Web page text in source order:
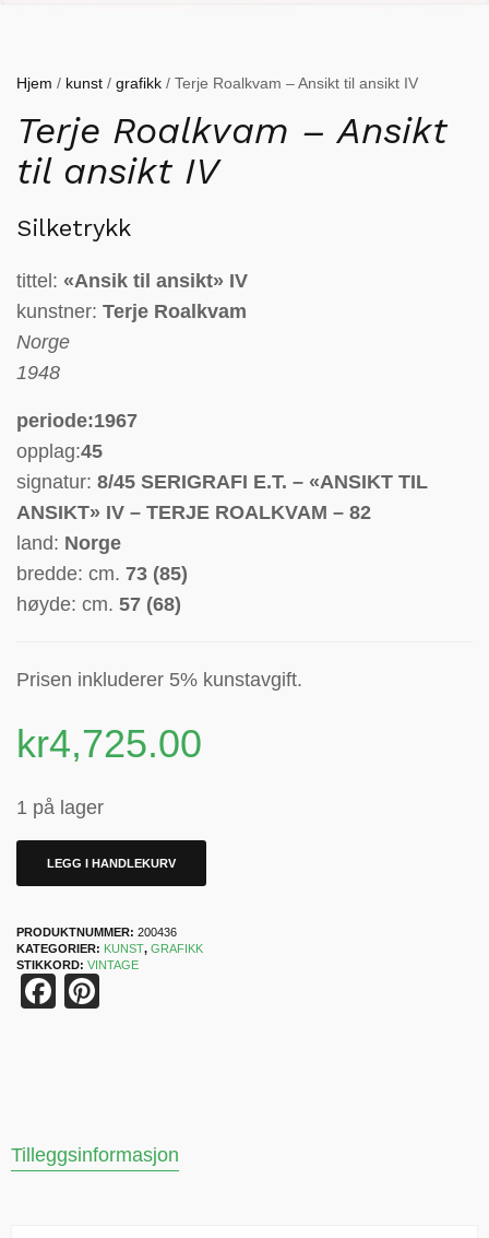
Hjem / kunst / grafikk / Terje Roalkvam – Ansikt til ansikt IV
Terje Roalkvam – Ansikt
til ansikt IV
Silketrykk
tittel: «Ansik til ansikt» IV
kunstner: Terje Roalkvam
Norge
1948
periode:1967
opplag:45
signatur: 8/45 SERIGRAFI E.T. – «ANSIKT TIL
ANSIKT» IV – TERJE ROALKVAM – 82
land: Norge
bredde: cm. 73 (85)
høyde: cm. 57 (68)
Prisen inkluderer 5% kunstavgift.
kr4,725.00
1 på lager
LEGG I HANDLEKURV
PRODUKTNUMMER: 200436
KATEGORIER: KUNST, GRAFIKK
STIKKORD: VINTAGE
Facebook
Tilleggsinformasjon